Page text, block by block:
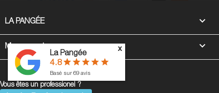
LA PANGÉE 
Mon compte 
Vous êtes un professionel ?
La Pangée
4.8star star star star star
Basé sur69 avis
x